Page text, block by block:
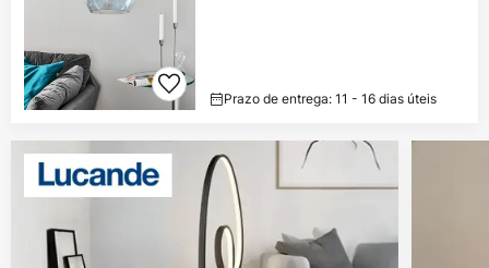
Prazo de entrega: 11 - 16 dias úteis